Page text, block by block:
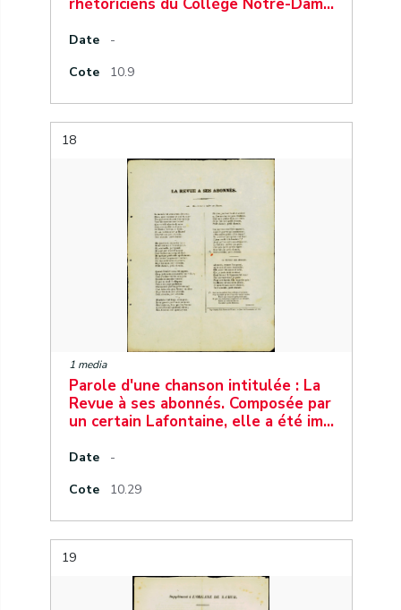
Date
-
Cote
10.9
18
1 media
Parole d'une chanson intitulée : La
Revue à ses abonnés. Composée par
un certain Lafontaine, elle a été im…
Date
-
Cote
10.29
19